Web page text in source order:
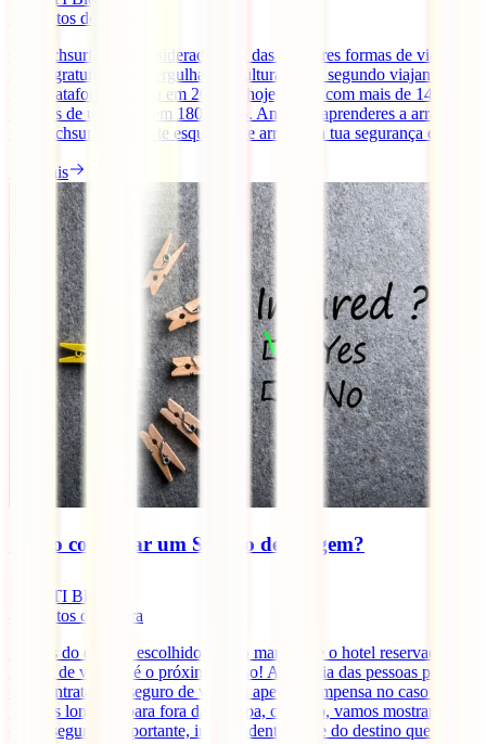
minutos de leitura
O couchsurfing é considerado uma das melhores formas de viajar de
forma gratuita e de mergulhar na cultura local, segundo viajantes.
Esta plataforma surgiu em 2003 e, hoje, conta com mais de 14
milhões de usuários, em 180 países. Antes de aprenderes a arrasar
no couchsurfing, não te esqueças de arrasar na tua segurança e [...]
Ler mais
Como contratar um Seguro de Viagem?
IATI Blog
minutos de leitura
Depois do destino escolhido, o voo marcado e o hotel reservado, o
seguro de viagem é o próximo passo! A maioria das pessoas pensa
que contratar um seguro de viagem apenas compensa no caso das
viagens longas e para fora da Europa, contudo, vamos mostrar-te
que o seguro é importante, independentemente do destino que